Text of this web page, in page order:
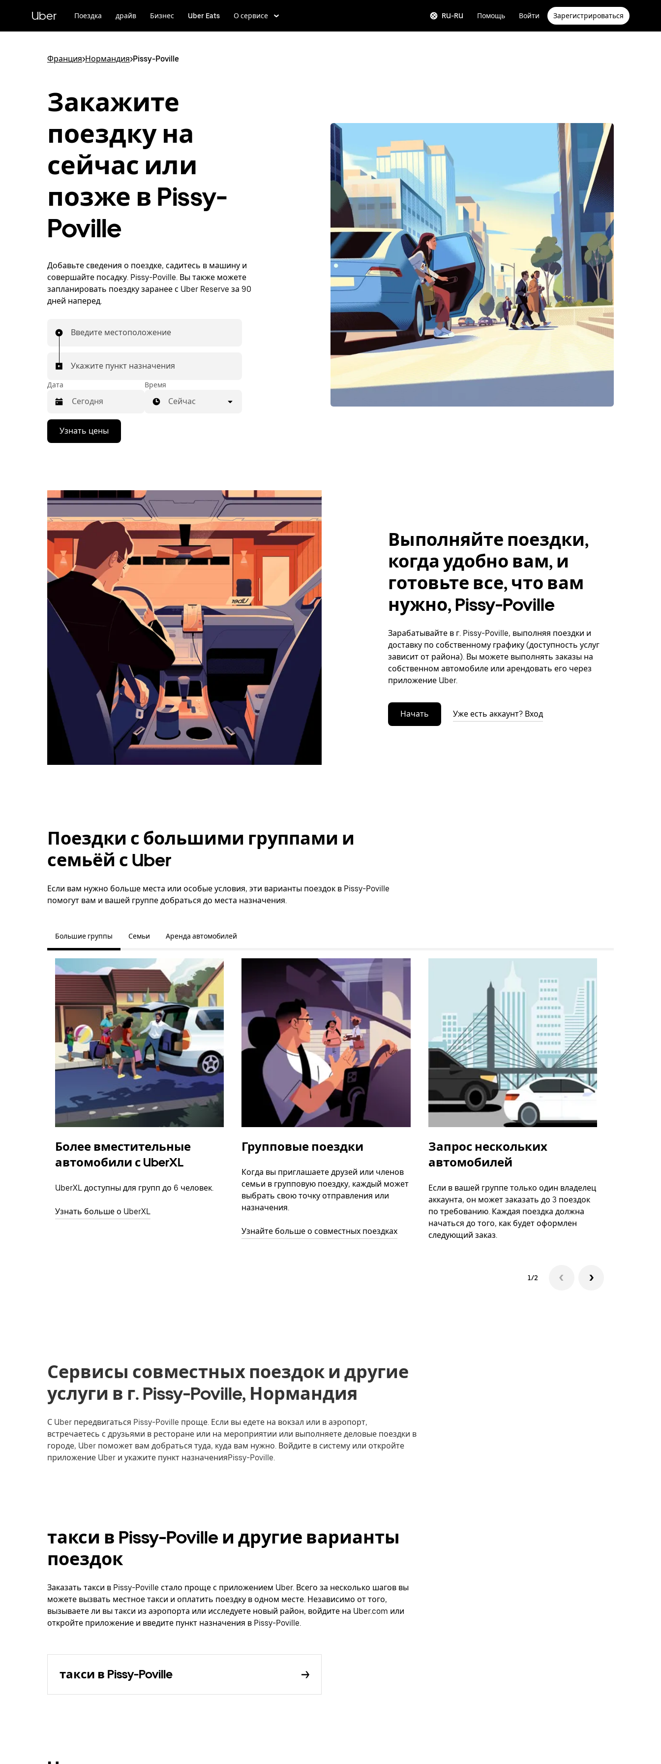
к
Uber Поездка драйв Бизнес Uber Eats О сервисе RU-RU Помощь Войти Зарегистрироваться
Франция>Нормандия>Pissy-Poville
Закажите
поездку на
сейчас или
позже в Pissy-
Poville
Добавьте сведения о поездке, садитесь в машину и
совершайте посадку. Pissy-Poville. Вы также можете
запланировать поездку заранее с Uber Reserve за 90
дней наперед.
Введите местоположение
Укажите пункт назначения
Дата
Нажмите
стрелку
вниз,
выбрать
дату.
закрыть
календарь,
нажмите
Esc.
Время
Сейчас
Узнать цены
Выполняйте поездки,
когда удобно вам, и
готовьте все, что вам
нужно, Pissy-Poville
Зарабатывайте в г. Pissy-Poville, выполняя поездки и
доставку по собственному графику (доступность услуг
зависит от района). Вы можете выполнять заказы на
собственном автомобиле или арендовать его через
приложение Uber.
Начать Уже есть аккаунт? Вход
Поездки с большими группами и
семьёй с Uber
Если вам нужно больше места или особые условия, эти варианты поездок в Pissy-Poville
помогут вам и вашей группе добраться до места назначения.
Большие группы Семьи Аренда автомобилей
Более вместительные
автомобили с UberXL
UberXL доступны для групп до 6 человек.
Узнать больше о UberXL
Групповые поездки
Когда вы приглашаете друзей или членов
семьи в групповую поездку, каждый может
выбрать свою точку отправления или
назначения.
Узнайте больше о совместных поездках
Запрос нескольких
автомобилей
Если в вашей группе только один владелец
аккаунта, он может заказать до 3 поездок
по требованию. Каждая поездка должна
начаться до того, как будет оформлен
следующий заказ.
1/2
Сервисы совместных поездок и другие
услуги в г. Pissy-Poville, Нормандия
С Uber передвигаться Pissy-Poville проще. Если вы едете на вокзал или в аэропорт,
встречаетесь с друзьями в ресторане или на мероприятии или выполняете деловые поездки в
городе, Uber поможет вам добраться туда, куда вам нужно. Войдите в систему или откройте
приложение Uber и укажите пункт назначенияPissy-Poville.
такси в Pissy-Poville и другие варианты
поездок
Заказать такси в Pissy-Poville стало проще с приложением Uber. Всего за несколько шагов вы
можете вызвать местное такси и оплатить поездку в одном месте. Независимо от того,
вызываете ли вы такси из аэропорта или исследуете новый район, войдите на Uber.com или
откройте приложение и введите пункт назначения в Pissy-Poville.
такси в Pissy-Poville